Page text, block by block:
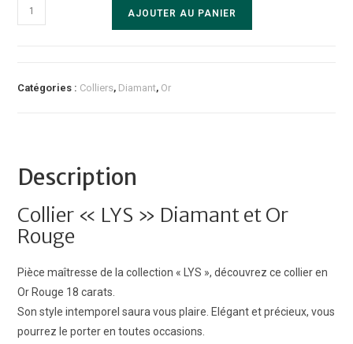
quantité
de
Diamant
AJOUTER AU PANIER
Catégories : Colliers, Diamant, Or
Description
Collier « LYS » Diamant et Or
Rouge
Pièce maîtresse de la collection « LYS », découvrez cecollier en
Or Rouge 18 carats.
Son style intemporel saura vous plaire. Elégant et précieux, vous
pourrez le porter en toutes occasions.